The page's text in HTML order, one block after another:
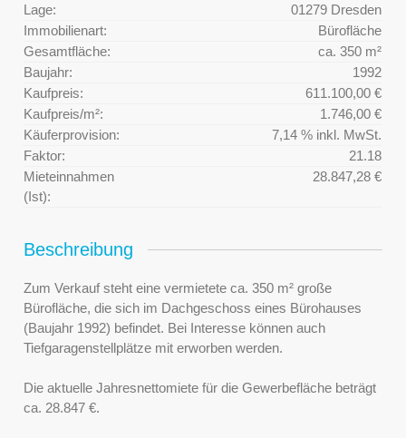
Lage:
01279 Dresden
Immobilienart:
Bürofläche
Gesamtfläche:
ca. 350 m²
Baujahr:
1992
Kaufpreis:
611.100,00 €
Kaufpreis/m²:
1.746,00 €
Käuferprovision:
7,14 % inkl. MwSt.
Faktor:
21.18
Mieteinnahmen
(Ist):
28.847,28 €
Beschreibung
Zum Verkauf steht eine vermietete ca. 350 m² große
Bürofläche, die sich im Dachgeschoss eines Bürohauses
(Baujahr 1992) befindet. Bei Interesse können auch
Tiefgaragenstellplätze mit erworben werden.
Die aktuelle Jahresnettomiete für die Gewerbefläche beträgt
ca. 28.847 €.